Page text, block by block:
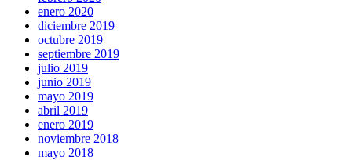
enero 2020
diciembre 2019
octubre 2019
septiembre 2019
julio 2019
junio 2019
mayo 2019
abril 2019
enero 2019
noviembre 2018
mayo 2018